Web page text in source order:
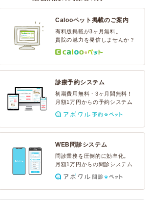
Calooペット掲載のご案内
有料版掲載が3ヶ月無料。
貴院の魅力を発信しませんか？
診療予約システム
初期費用無料・3ヶ月間無料！
月額1万円からの予約システム
WEB問診システム
問診業務を圧倒的に効率化。
月額1万円からの問診システム